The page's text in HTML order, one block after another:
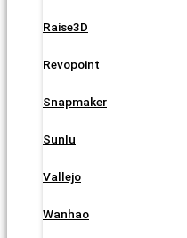
Raise3D
Revopoint
Snapmaker
Sunlu
Vallejo
Wanhao